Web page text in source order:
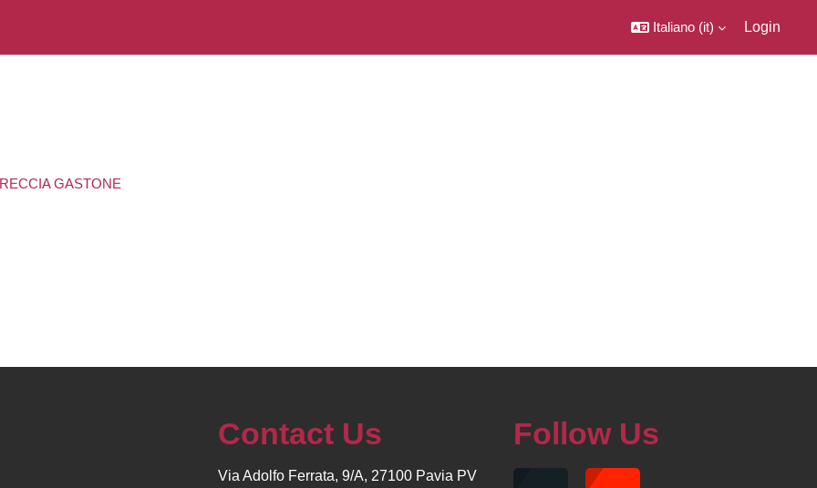
Italiano ‎(it)‎ Login
GASTONE
Contact Us
Via Adolfo Ferrata, 9/A, 27100 Pavia PV
Follow Us